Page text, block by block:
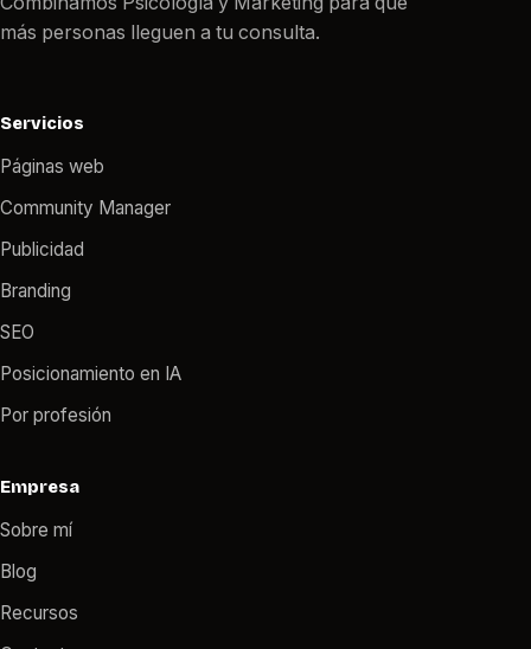
más personas lleguen a tu consulta.
Servicios
Páginas web
Community Manager
Publicidad
Branding
SEO
Posicionamiento en IA
Por profesión
Empresa
Sobre mí
Blog
Recursos